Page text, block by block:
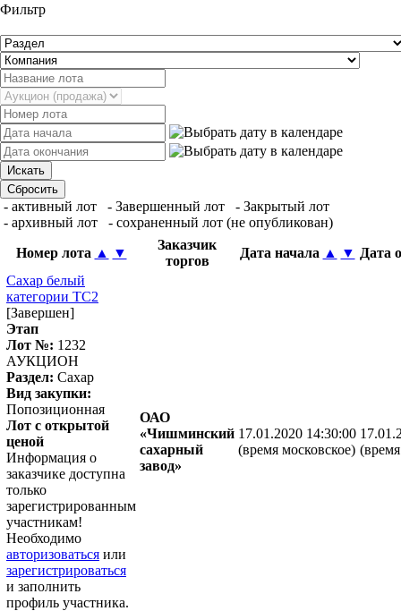
Фильтр
- активный лот - Завершенный лот
- Закрытый лот
- архивный лот
- сохраненный лот (не опубликован)
Номер лота ▲ ▼
Заказчик
торгов
Дата начала ▲ ▼ Дата
Сахар белый
категории ТС2
[Завершен]
Этап
Лот №: 1232
АУКЦИОН
Раздел: Сахар
Вид закупки:
Попозиционная
Лот с открытой
ценой
Информация о
заказчике доступна
только
зарегистрированным
участникам!
Необходимо
авторизоваться или
зарегистрироваться
и заполнить
профиль участника.
ОАО
«Чишминский
сахарный
завод»
17.01.2020 14:30:00
(время московское)